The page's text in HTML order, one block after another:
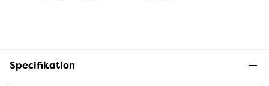
Specifikation